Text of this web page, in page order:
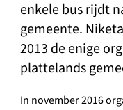
enkele bus rijdt
gemeente.
2013 de enige
plattelands
In november 2016